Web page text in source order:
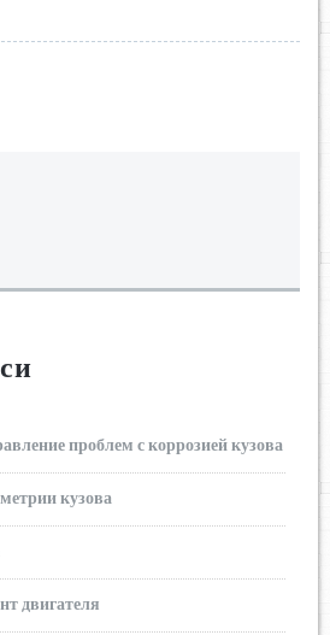
проблем с коррозией кузова
кузова
двигателя